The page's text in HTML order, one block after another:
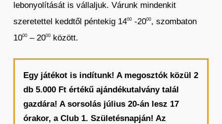
lebonyolítását is vállaljuk. Várunk mindenkit
szeretettel keddtől péntekig 1400-2000, szombaton
1000– 2000között.
Egy játékot is indítunk! A megosztók közül 2
db 5.000 Ft értékű ajándékutalvány talál
gazdára! A sorsolás július 20-án lesz 17
órakor, a Club 1. Születésnapján! Az